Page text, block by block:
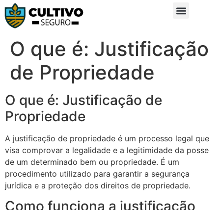
O que é: Justificação
de Propriedade
O que é: Justificação de
Propriedade
A justificação de propriedade é um processo legal que
visa comprovar a legalidade e a legitimidade da posse
de um determinado bem ou propriedade. É um
procedimento utilizado para garantir a segurança
jurídica e a proteção dos direitos de propriedade.
Como funciona a justificação